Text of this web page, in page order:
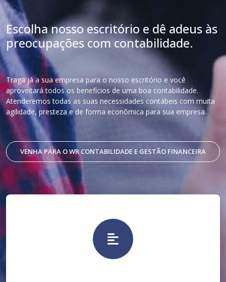
Escolha nosso escritório e dê adeus às
preocupações com contabilidade.
Traga já a sua empresa para o nosso escritório e você
aproveitará todos os benefícios de uma boa contabilidade.
Atenderemos todas as suas necessidades contábeis com muita
agilidade, presteza e de forma econômica para sua empresa.
VENHA PARA O WR CONTABILIDADE E GESTÃO FINANCEIRA